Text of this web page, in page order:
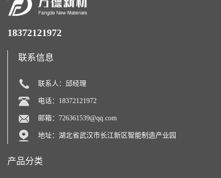
18372121972
联系信息
联系人：邱经理
电话：18372121972
邮箱： 726361539@qq.com
地址：湖北省武汉市长江新区智能制造产业园
产品分类